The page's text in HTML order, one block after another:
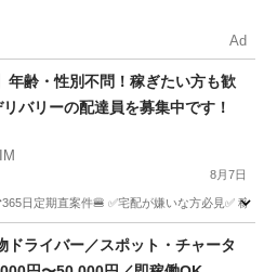
Ad
年齢・性別不問！稼ぎたい方も歓
バリーの配達員を募集中です！
8月7日
日定期直案件🍔 ✅宅配が嫌いな方必見✅
1件
ドライバー／スポット・チャータ